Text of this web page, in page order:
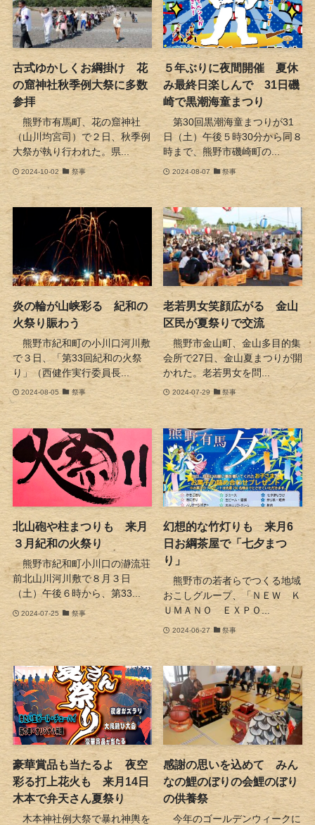
古式ゆかしくお綱掛け 花
の窟神社秋季例大祭に多数
参拝
熊野市有馬町、花の窟神社
（山川均宮司）で２日、秋季例
大祭が執り行われた。県...
2024-10-02 祭事
５年ぶりに夜間開催 夏休
み最終日楽しんで 31日磯
崎で黒潮海童まつり
第30回黒潮海童まつりが31
日（土）午後５時30分から同８
時まで、熊野市磯崎町の...
2024-08-07 祭事
炎の輪が山峡彩る 紀和の
火祭り賑わう
熊野市紀和町の小川口河川敷
で３日、「第33回紀和の火祭
り」（西健作実行委員長...
2024-08-05 祭事
老若男女笑顔広がる 金山
区民が夏祭りで交流
熊野市金山町、金山多目的集
会所で27日、金山夏まつりが開
かれた。老若男女を問...
2024-07-29 祭事
北山砲や柱まつりも 来月
３月紀和の火祭り
熊野市紀和町小川口の瀞流荘
前北山川河川敷で８月３日
（土）午後６時から、第33...
2024-07-25 祭事
幻想的な竹灯りも 来月6
日お綱茶屋で「七夕まつ
り」
熊野市の若者らでつくる地域
おこしグループ、「ＮＥＷ Ｋ
ＵＭＡＮＯ ＥＸＰＯ...
2024-06-27 祭事
豪華賞品も当たるよ 夜空
彩る打上花火も 来月14日
木本で弁天さん夏祭り
木本神社例大祭で暴れ神輿を
感謝の思いを込めて みん
なの鯉のぼりの会鯉のぼり
の供養祭
今年のゴールデンウィークに